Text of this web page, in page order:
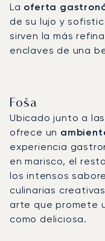
La oferta
de su lujo y
sirven la más
enclaves de una
Foša
Ubicado junto a
ofrece un
experiencia
en marisco, el
los intensos
culinarias
arte que promete
como deliciosa.